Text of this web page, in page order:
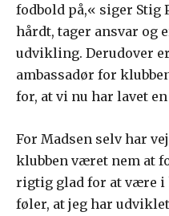
fodbold på,« siger Stig
hårdt, tager ansvar og
udvikling. Derudover
ambassadør for
for, at vi nu har lavet
For Madsen selv har
klubben været nem at
rigtig glad for at være i
føler, at jeg har